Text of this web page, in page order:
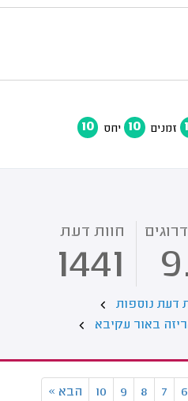
זמנים 10 יחס 10
חוות דעת
1441
דעת נוספות
באור עקיבא
6
7
8
9
10 הבא »